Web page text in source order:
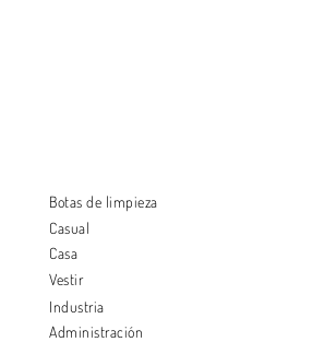
Botas de limpieza
Casual
Casa
Vestir
Industria
Administración